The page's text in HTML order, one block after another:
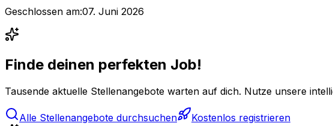
Geschlossen am:07. Juni 2026
Finde deinen perfekten Job!
Tausende aktuelle Stellenangebote warten auf dich. Nutze unsere
Alle Stellenangebote durchsuchen Kostenlos registrieren